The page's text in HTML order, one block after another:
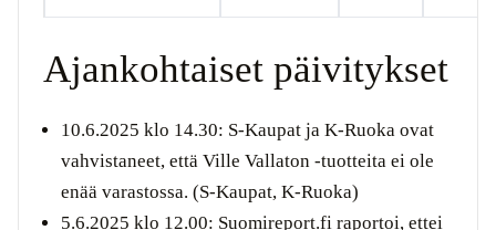
Ajankohtaiset päivitykset
10.6.2025 klo 14.30: S-Kaupat ja K-Ruoka ovat
vahvistaneet, että Ville Vallaton -tuotteita ei ole
enää varastossa. (S-Kaupat, K-Ruoka)
5.6.2025 klo 12.00: Suomireport.fi raportoi, ettei